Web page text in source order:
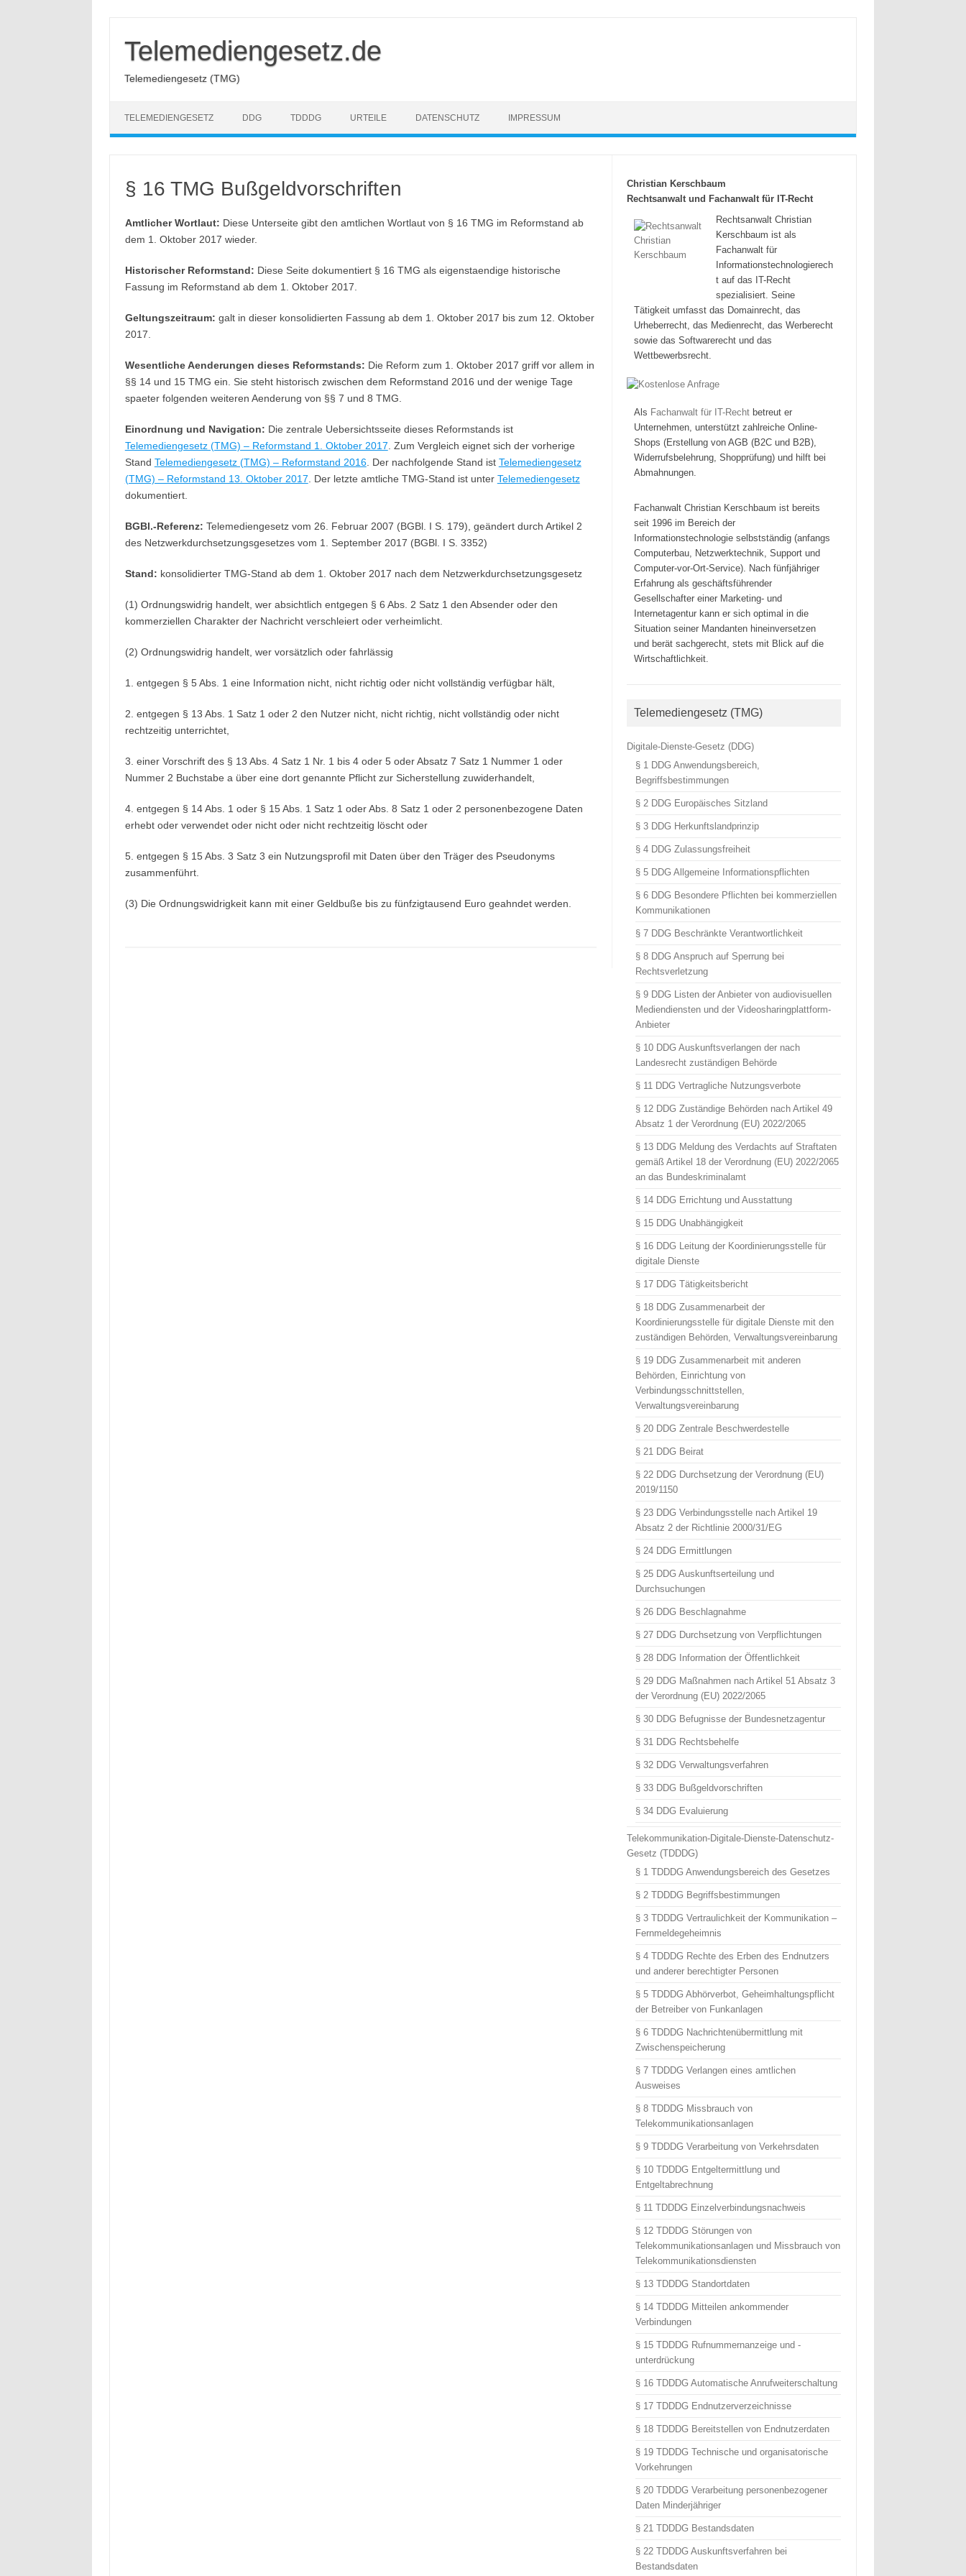
springen
Telemediengesetz.de
Telemediengesetz (TMG)
TELEMEDIENGESETZ DDG TDDDG URTEILE DATENSCHUTZ IMPRESSUM
§ 16 TMG Bußgeldvorschriften
Amtlicher Wortlaut: Diese Unterseite gibt den amtlichen Wortlaut von § 16 TMG im Reformstand ab
dem 1. Oktober 2017 wieder.
Historischer Reformstand: Diese Seite dokumentiert § 16 TMG als eigenstaendige historische
Fassung im Reformstand ab dem 1. Oktober 2017.
Geltungszeitraum: galt in dieser konsolidierten Fassung ab dem 1. Oktober 2017 bis zum 12. Oktober
2017.
Wesentliche Aenderungen dieses Reformstands: Die Reform zum 1. Oktober 2017 griff vor allem in
§§ 14 und 15 TMG ein. Sie steht historisch zwischen dem Reformstand 2016 und der wenige Tage
spaeter folgenden weiteren Aenderung von §§ 7 und 8 TMG.
Einordnung und Navigation: Die zentrale Uebersichtsseite dieses Reformstands ist
Telemediengesetz (TMG) – Reformstand 1. Oktober 2017 . Zum Vergleich eignet sich der vorherige
Stand Telemediengesetz (TMG) – Reformstand 2016. Der nachfolgende Stand ist Telemediengesetz
(TMG) – Reformstand 13. Oktober 2017 . Der letzte amtliche TMG-Stand ist unter Telemediengesetz
dokumentiert.
BGBl.-Referenz: Telemediengesetz vom 26. Februar 2007 (BGBl. I S. 179), geändert durch Artikel 2
des Netzwerkdurchsetzungsgesetzes vom 1. September 2017 (BGBl. I S. 3352)
Stand: konsolidierter TMG-Stand ab dem 1. Oktober 2017 nach dem Netzwerkdurchsetzungsgesetz
(1) Ordnungswidrig handelt, wer absichtlich entgegen § 6 Abs. 2 Satz 1 den Absender oder den
kommerziellen Charakter der Nachricht verschleiert oder verheimlicht.
(2) Ordnungswidrig handelt, wer vorsätzlich oder fahrlässig
1. entgegen § 5 Abs. 1 eine Information nicht, nicht richtig oder nicht vollständig verfügbar hält,
2. entgegen § 13 Abs. 1 Satz 1 oder 2 den Nutzer nicht, nicht richtig, nicht vollständig oder nicht
rechtzeitig unterrichtet,
3. einer Vorschrift des § 13 Abs. 4 Satz 1 Nr. 1 bis 4 oder 5 oder Absatz 7 Satz 1 Nummer 1 oder
Nummer 2 Buchstabe a über eine dort genannte Pflicht zur Sicherstellung zuwiderhandelt,
4. entgegen § 14 Abs. 1 oder § 15 Abs. 1 Satz 1 oder Abs. 8 Satz 1 oder 2 personenbezogene Daten
erhebt oder verwendet oder nicht oder nicht rechtzeitig löscht oder
5. entgegen § 15 Abs. 3 Satz 3 ein Nutzungsprofil mit Daten über den Träger des Pseudonyms
zusammenführt.
(3) Die Ordnungswidrigkeit kann mit einer Geldbuße bis zu fünfzigtausend Euro geahndet werden.
Christian Kerschbaum
Rechtsanwalt und Fachanwalt für IT-Recht
Rechtsanwalt Christian
Kerschbaum ist als
Fachanwalt für
Informationstechnologierech
t auf das IT-Recht
spezialisiert. Seine
Tätigkeit umfasst das Domainrecht, das
Urheberrecht, das Medienrecht, das Werberecht
sowie das Softwarerecht und das
Wettbewerbsrecht.
Als Fachanwalt für IT-Recht betreut er
Unternehmen, unterstützt zahlreiche Online-
Shops (Erstellung von AGB (B2C und B2B),
Widerrufsbelehrung, Shopprüfung) und hilft bei
Abmahnungen.
Fachanwalt Christian Kerschbaum ist bereits
seit 1996 im Bereich der
Informationstechnologie selbstständig (anfangs
Computerbau, Netzwerktechnik, Support und
Computer-vor-Ort-Service). Nach fünfjähriger
Erfahrung als geschäftsführender
Gesellschafter einer Marketing- und
Internetagentur kann er sich optimal in die
Situation seiner Mandanten hineinversetzen
und berät sachgerecht, stets mit Blick auf die
Wirtschaftlichkeit.
Telemediengesetz (TMG)
Digitale-Dienste-Gesetz (DDG)
§ 1 DDG Anwendungsbereich,
Begriffsbestimmungen
§ 2 DDG Europäisches Sitzland
§ 3 DDG Herkunftslandprinzip
§ 4 DDG Zulassungsfreiheit
§ 5 DDG Allgemeine Informationspflichten
§ 6 DDG Besondere Pflichten bei kommerziellen
Kommunikationen
§ 7 DDG Beschränkte Verantwortlichkeit
§ 8 DDG Anspruch auf Sperrung bei
Rechtsverletzung
§ 9 DDG Listen der Anbieter von audiovisuellen
Mediendiensten und der Videosharingplattform-
Anbieter
§ 10 DDG Auskunftsverlangen der nach
Landesrecht zuständigen Behörde
§ 11 DDG Vertragliche Nutzungsverbote
§ 12 DDG Zuständige Behörden nach Artikel 49
Absatz 1 der Verordnung (EU) 2022/2065
§ 13 DDG Meldung des Verdachts auf Straftaten
gemäß Artikel 18 der Verordnung (EU) 2022/2065
an das Bundeskriminalamt
§ 14 DDG Errichtung und Ausstattung
§ 15 DDG Unabhängigkeit
§ 16 DDG Leitung der Koordinierungsstelle für
digitale Dienste
§ 17 DDG Tätigkeitsbericht
§ 18 DDG Zusammenarbeit der
Koordinierungsstelle für digitale Dienste mit den
zuständigen Behörden, Verwaltungsvereinbarung
§ 19 DDG Zusammenarbeit mit anderen
Behörden, Einrichtung von
Verbindungsschnittstellen,
Verwaltungsvereinbarung
§ 20 DDG Zentrale Beschwerdestelle
§ 21 DDG Beirat
§ 22 DDG Durchsetzung der Verordnung (EU)
2019/1150
§ 23 DDG Verbindungsstelle nach Artikel 19
Absatz 2 der Richtlinie 2000/31/EG
§ 24 DDG Ermittlungen
§ 25 DDG Auskunftserteilung und
Durchsuchungen
§ 26 DDG Beschlagnahme
§ 27 DDG Durchsetzung von Verpflichtungen
§ 28 DDG Information der Öffentlichkeit
§ 29 DDG Maßnahmen nach Artikel 51 Absatz 3
der Verordnung (EU) 2022/2065
§ 30 DDG Befugnisse der Bundesnetzagentur
§ 31 DDG Rechtsbehelfe
§ 32 DDG Verwaltungsverfahren
§ 33 DDG Bußgeldvorschriften
§ 34 DDG Evaluierung
Telekommunikation-Digitale-Dienste-Datenschutz-
Gesetz (TDDDG)
§ 1 TDDDG Anwendungsbereich des Gesetzes
§ 2 TDDDG Begriffsbestimmungen
§ 3 TDDDG Vertraulichkeit der Kommunikation –
Fernmeldegeheimnis
§ 4 TDDDG Rechte des Erben des Endnutzers
und anderer berechtigter Personen
§ 5 TDDDG Abhörverbot, Geheimhaltungspflicht
der Betreiber von Funkanlagen
§ 6 TDDDG Nachrichtenübermittlung mit
Zwischenspeicherung
§ 7 TDDDG Verlangen eines amtlichen
Ausweises
§ 8 TDDDG Missbrauch von
Telekommunikationsanlagen
§ 9 TDDDG Verarbeitung von Verkehrsdaten
§ 10 TDDDG Entgeltermittlung und
Entgeltabrechnung
§ 11 TDDDG Einzelverbindungsnachweis
§ 12 TDDDG Störungen von
Telekommunikationsanlagen und Missbrauch von
Telekommunikationsdiensten
§ 13 TDDDG Standortdaten
§ 14 TDDDG Mitteilen ankommender
Verbindungen
§ 15 TDDDG Rufnummernanzeige und -
unterdrückung
§ 16 TDDDG Automatische Anrufweiterschaltung
§ 17 TDDDG Endnutzerverzeichnisse
§ 18 TDDDG Bereitstellen von Endnutzerdaten
§ 19 TDDDG Technische und organisatorische
Vorkehrungen
§ 20 TDDDG Verarbeitung personenbezogener
Daten Minderjähriger
§ 21 TDDDG Bestandsdaten
§ 22 TDDDG Auskunftsverfahren bei
Bestandsdaten